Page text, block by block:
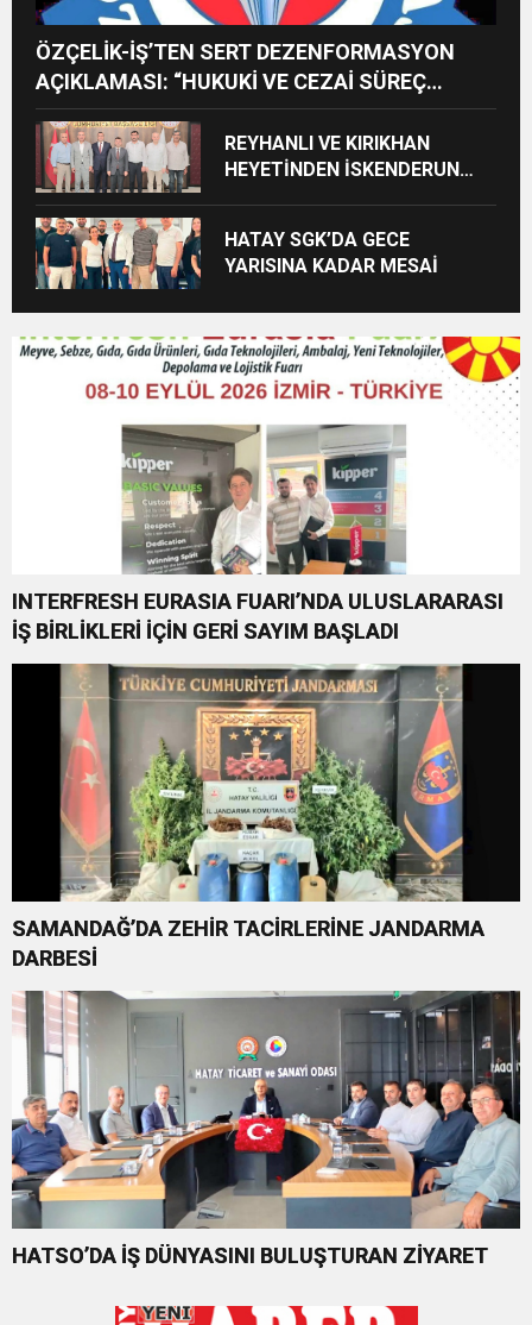
ÖZÇELİK-İŞ’TEN SERT DEZENFORMASYON
AÇIKLAMASI: “HUKUKİ VE CEZAİ SÜREÇ
BAŞLATILDI”
REYHANLI VE KIRIKHAN
HEYETİNDEN İSKENDERUN
HATAY SGK’DA GECE
YARISINA KADAR MESAİ
INTERFRESH EURASIA FUARI’NDA ULUSLARARASI
İŞ BİRLİKLERİ İÇİN GERİ SAYIM BAŞLADI
SAMANDAĞ’DA ZEHİR TACİRLERİNE JANDARMA
DARBESİ
HATSO’DA İŞ DÜNYASINI BULUŞTURAN ZİYARET